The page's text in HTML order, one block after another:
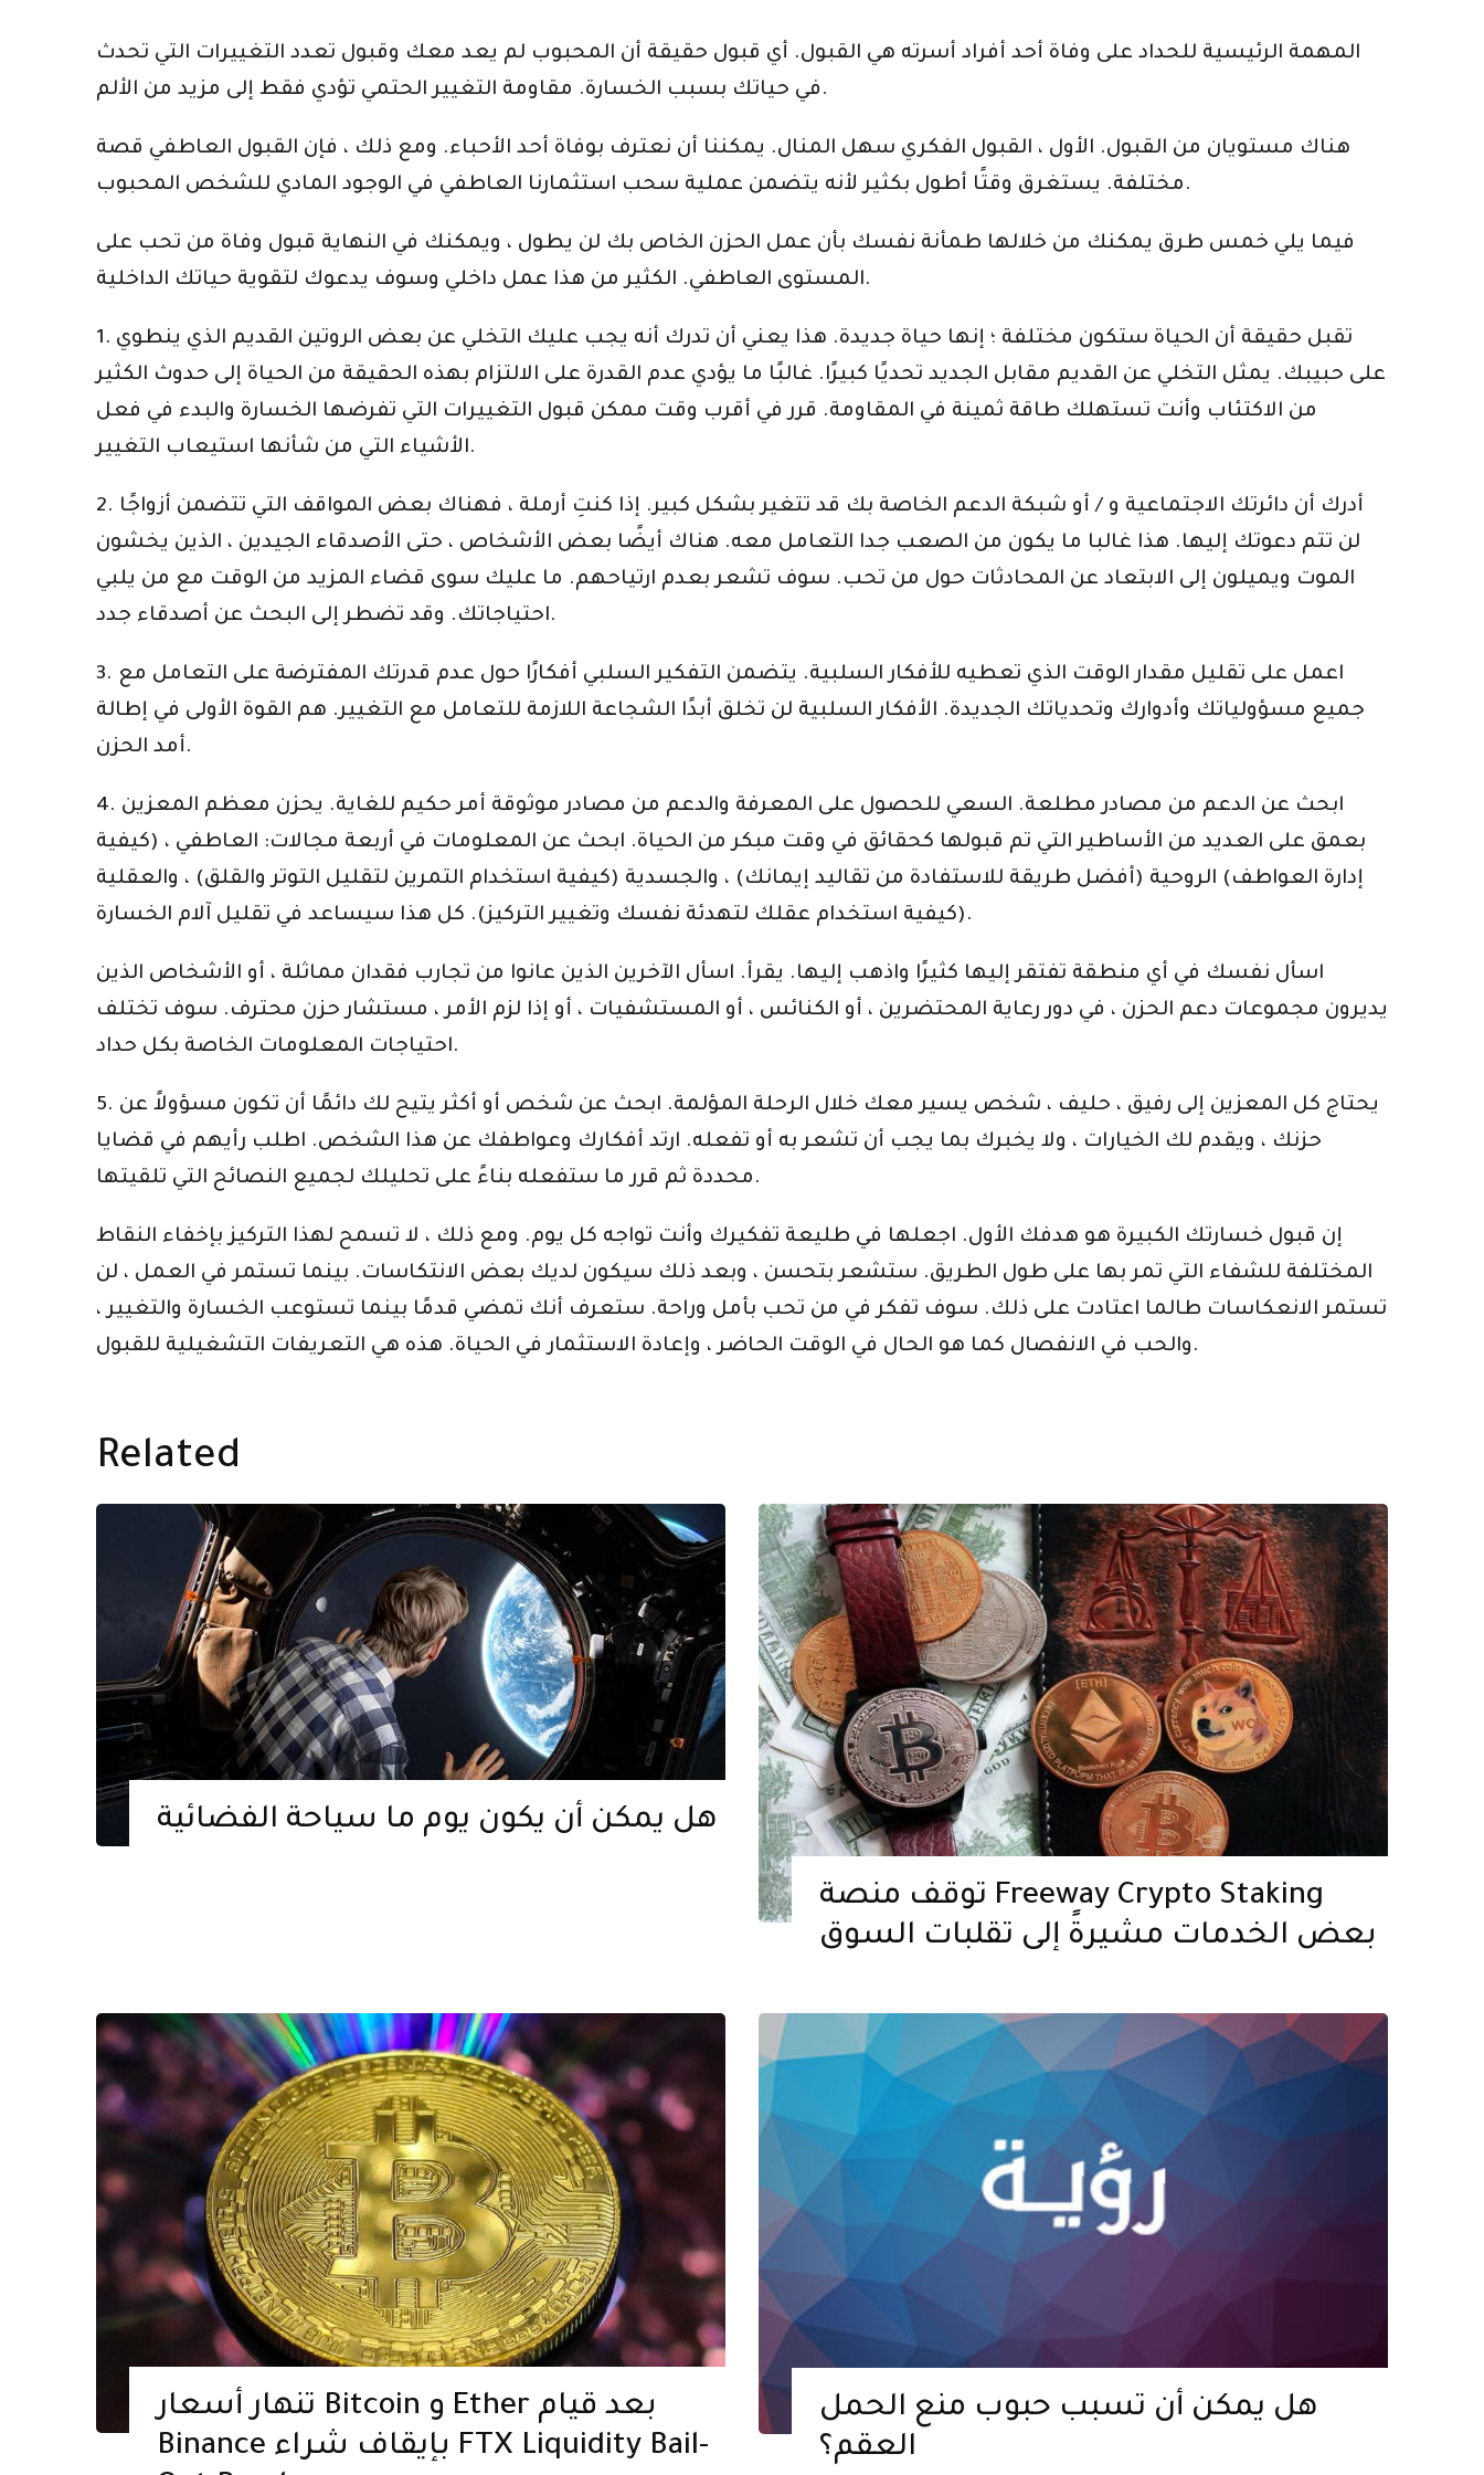
المهمة الرئيسية للحداد على وفاة أحد أفراد أسرته هي القبول. أي قبول حقيقة أن المحبوب لم يعد معك وقبول تعدد التغييرات التي تحدث
في حياتك بسبب الخسارة. مقاومة التغيير الحتمي تؤدي فقط إلى مزيد من الألم.
هناك مستويان من القبول. الأول ، القبول الفكري سهل المنال. يمكننا أن نعترف بوفاة أحد الأحباء. ومع ذلك ، فإن القبول العاطفي قصة
مختلفة. يستغرق وقتًا أطول بكثير لأنه يتضمن عملية سحب استثمارنا العاطفي في الوجود المادي للشخص المحبوب.
فيما يلي خمس طرق يمكنك من خلالها طمأنة نفسك بأن عمل الحزن الخاص بك لن يطول ، ويمكنك في النهاية قبول وفاة من تحب على
المستوى العاطفي. الكثير من هذا عمل داخلي وسوف يدعوك لتقوية حياتك الداخلية.
1. تقبل حقيقة أن الحياة ستكون مختلفة ؛ إنها حياة جديدة. هذا يعني أن تدرك أنه يجب عليك التخلي عن بعض الروتين القديم الذي ينطوي
على حبيبك. يمثل التخلي عن القديم مقابل الجديد تحديًا كبيرًا. غالبًا ما يؤدي عدم القدرة على الالتزام بهذه الحقيقة من الحياة إلى حدوث الكثير
من الاكتئاب وأنت تستهلك طاقة ثمينة في المقاومة. قرر في أقرب وقت ممكن قبول التغييرات التي تفرضها الخسارة والبدء في فعل
الأشياء التي من شأنها استيعاب التغيير.
2. أدرك أن دائرتك الاجتماعية و / أو شبكة الدعم الخاصة بك قد تتغير بشكل كبير. إذا كنتِ أرملة ، فهناك بعض المواقف التي تتضمن أزواجًا
لن تتم دعوتك إليها. هذا غالبا ما يكون من الصعب جدا التعامل معه. هناك أيضًا بعض الأشخاص ، حتى الأصدقاء الجيدين ، الذين يخشون
الموت ويميلون إلى الابتعاد عن المحادثات حول من تحب. سوف تشعر بعدم ارتياحهم. ما عليك سوى قضاء المزيد من الوقت مع من يلبي
احتياجاتك. وقد تضطر إلى البحث عن أصدقاء جدد.
3. اعمل على تقليل مقدار الوقت الذي تعطيه للأفكار السلبية. يتضمن التفكير السلبي أفكارًا حول عدم قدرتك المفترضة على التعامل مع
جميع مسؤولياتك وأدوارك وتحدياتك الجديدة. الأفكار السلبية لن تخلق أبدًا الشجاعة اللازمة للتعامل مع التغيير. هم القوة الأولى في إطالة
أمد الحزن.
4. ابحث عن الدعم من مصادر مطلعة. السعي للحصول على المعرفة والدعم من مصادر موثوقة أمر حكيم للغاية. يحزن معظم المعزين
بعمق على العديد من الأساطير التي تم قبولها كحقائق في وقت مبكر من الحياة. ابحث عن المعلومات في أربعة مجالات: العاطفي ، (كيفية
إدارة العواطف) الروحية (أفضل طريقة للاستفادة من تقاليد إيمانك) ، والجسدية (كيفية استخدام التمرين لتقليل التوتر والقلق) ، والعقلية
(كيفية استخدام عقلك لتهدئة نفسك وتغيير التركيز). كل هذا سيساعد في تقليل آلام الخسارة.
اسأل نفسك في أي منطقة تفتقر إليها كثيرًا واذهب إليها. يقرأ. اسأل الآخرين الذين عانوا من تجارب فقدان مماثلة ، أو الأشخاص الذين
يديرون مجموعات دعم الحزن ، في دور رعاية المحتضرين ، أو الكنائس ، أو المستشفيات ، أو إذا لزم الأمر ، مستشار حزن محترف. سوف تختلف
احتياجات المعلومات الخاصة بكل حداد.
5. يحتاج كل المعزين إلى رفيق ، حليف ، شخص يسير معك خلال الرحلة المؤلمة. ابحث عن شخص أو أكثر يتيح لك دائمًا أن تكون مسؤولاً عن
حزنك ، ويقدم لك الخيارات ، ولا يخبرك بما يجب أن تشعر به أو تفعله. ارتد أفكارك وعواطفك عن هذا الشخص. اطلب رأيهم في قضايا
محددة ثم قرر ما ستفعله بناءً على تحليلك لجميع النصائح التي تلقيتها.
إن قبول خسارتك الكبيرة هو هدفك الأول. اجعلها في طليعة تفكيرك وأنت تواجه كل يوم. ومع ذلك ، لا تسمح لهذا التركيز بإخفاء النقاط
المختلفة للشفاء التي تمر بها على طول الطريق. ستشعر بتحسن ، وبعد ذلك سيكون لديك بعض الانتكاسات. بينما تستمر في العمل ، لن
تستمر الانعكاسات طالما اعتادت على ذلك. سوف تفكر في من تحب بأمل وراحة. ستعرف أنك تمضي قدمًا بينما تستوعب الخسارة والتغيير ،
والحب في الانفصال كما هو الحال في الوقت الحاضر ، وإعادة الاستثمار في الحياة. هذه هي التعريفات التشغيلية للقبول.
Related
هل يمكن أن يكون يوم ما سياحة الفضائية
توقف منصة Freeway Crypto Staking
بعض الخدمات مشيرةً إلى تقلبات السوق
تنهار أسعار Bitcoin و Ether بعد قيام
Binance بإيقاف شراء FTX Liquidity Bail-
هل يمكن أن تسبب حبوب منع الحمل
العقم؟